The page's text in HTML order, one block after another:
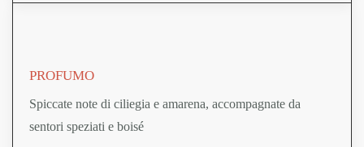
PROFUMO
Spiccate note di ciliegia e amarena, accompagnate da
sentori speziati e boisé